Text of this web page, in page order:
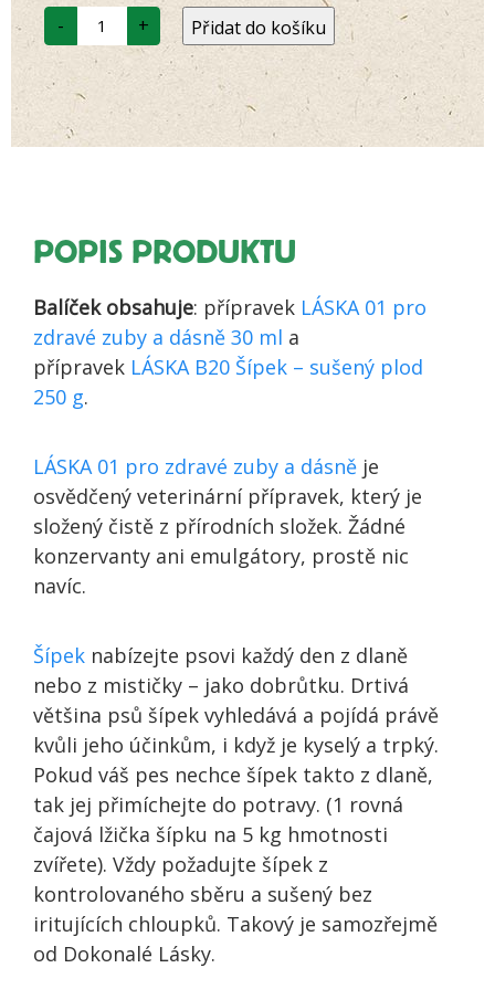
- Zvýhodněný
set
Láska
01
Láska
B20
-
péče
množství
+ Přidat do košíku
POPIS PRODUKTU
Balíček obsahuje: přípravek LÁSKA 01 pro
zdravé zuby a dásně 30 ml a
přípravek LÁSKA B20 Šípek – sušený plod
250 g.
LÁSKA 01 pro zdravé zuby a dásně je
osvědčený veterinární přípravek, který je
složený čistě z přírodních složek. Žádné
konzervanty ani emulgátory, prostě nic
navíc.
Šípek nabízejte psovi každý den z dlaně
nebo z mističky – jako dobrůtku. Drtivá
většina psů šípek vyhledává a pojídá právě
kvůli jeho účinkům, i když je kyselý a trpký.
Pokud váš pes nechce šípek takto z dlaně,
tak jej přimíchejte do potravy. (1 rovná
čajová lžička šípku na 5 kg hmotnosti
zvířete). Vždy požadujte šípek z
kontrolovaného sběru a sušený bez
iritujících chloupků. Takový je samozřejmě
od Dokonalé Lásky.